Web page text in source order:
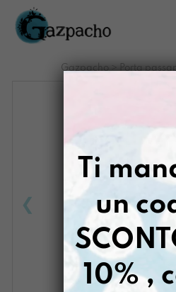
Salta
contenuto
Gazpacho > Porta
Ti
un
10% ,